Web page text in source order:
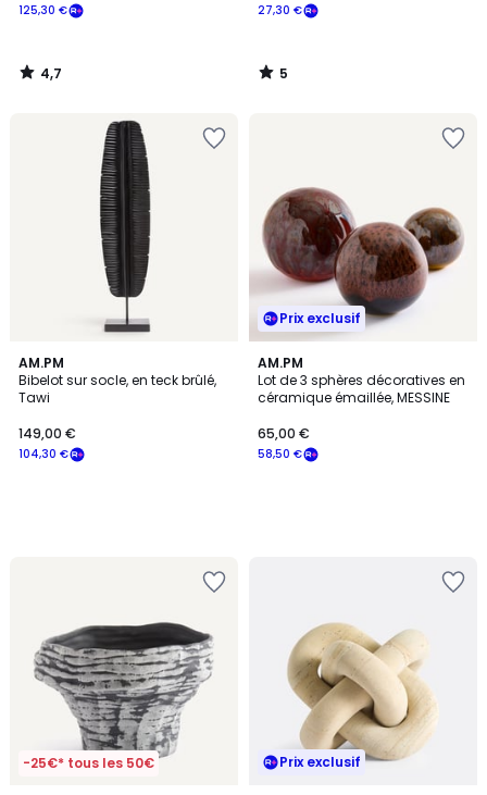
125,30 €
4,7
/
27,30 €
5
/
AM.PM
Bibelot sur socle, en teck brûlé,
Tawi
104,30 €
149,00 €
Prix exclusif
AM.PM
Lot de 3 sphères décoratives en
céramique émaillée, MESSINE
58,50 €
65,00 €
-25€* tous les 50€ Prix exclusif